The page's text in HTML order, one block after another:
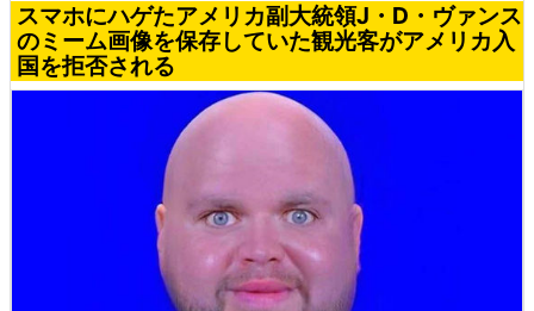
スマホにハゲたアメリカ副大統領J・D・ヴァンス
のミーム画像を保存していた観光客がアメリカ入
国を拒否される